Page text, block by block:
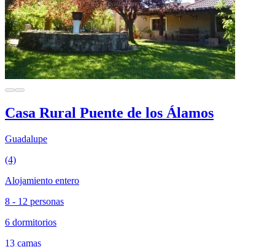
Casa Rural Puente de los Álamos
Guadalupe
(4)
Alojamiento entero
8 - 12 personas
6 dormitorios
13 camas